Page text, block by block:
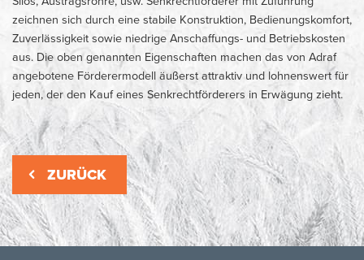
zeichnen sich durch eine stabile Konstruktion, Bedienungskomfort,
Zuverlässigkeit sowie niedrige Anschaffungs- und Betriebskosten
aus. Die oben genannten Eigenschaften machen das von Adraf
angebotene Förderermodell äußerst attraktiv und lohnenswert für
jeden, der den Kauf eines Senkrechtförderers in Erwägung zieht.
ZURÜCK